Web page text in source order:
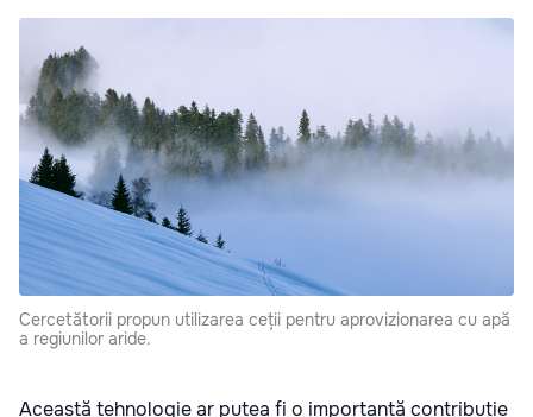
Cercetătorii propun utilizarea ceții pentru aprovizionarea cu apă
a regiunilor aride.
Această tehnologie ar putea fi o importantă contribuție